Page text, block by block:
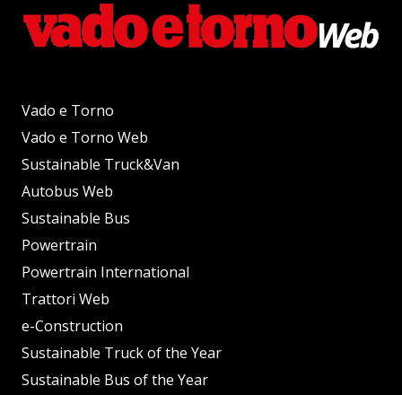
Vado e Torno
Vado e Torno Web
Sustainable Truck&Van
Autobus Web
Sustainable Bus
Powertrain
Powertrain International
Trattori Web
e-Construction
Sustainable Truck of the Year
Sustainable Bus of the Year